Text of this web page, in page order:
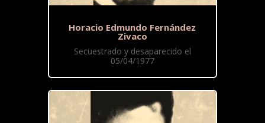
Horacio Edmundo Fernández
Zivaco
Secuestrado y desaparecido el
05/04/1977